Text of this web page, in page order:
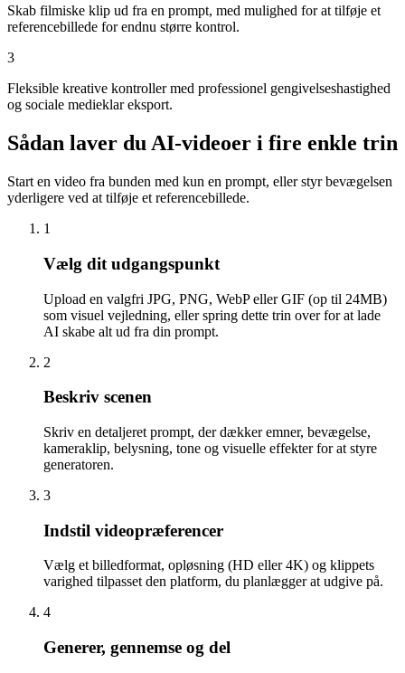
Skab filmiske klip ud fra en prompt, med mulighed for at tilføje et
referencebillede for endnu større kontrol.
3
Fleksible kreative kontroller med professionel gengivelseshastighed
og sociale medieklar eksport.
Sådan laver du AI-videoer i fire enkle trin
Start en video fra bunden med kun en prompt, eller styr bevægelsen
yderligere ved at tilføje et referencebillede.
1
Vælg dit udgangspunkt
Upload en valgfri JPG, PNG, WebP eller GIF (op til 24MB)
som visuel vejledning, eller spring dette trin over for at lade
AI skabe alt ud fra din prompt.
2
Beskriv scenen
Skriv en detaljeret prompt, der dækker emner, bevægelse,
kameraklip, belysning, tone og visuelle effekter for at styre
generatoren.
3
Indstil videopræferencer
Vælg et billedformat, opløsning (HD eller 4K) og klippets
varighed tilpasset den platform, du planlægger at udgive på.
4
Generer, gennemse og del